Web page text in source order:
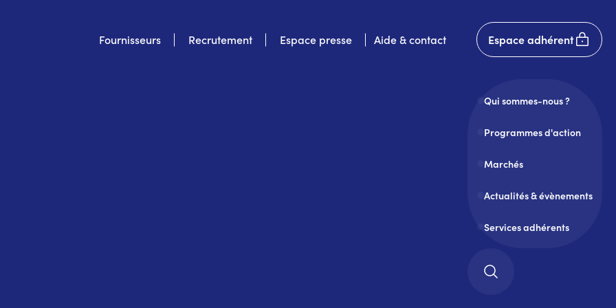
Fournisseurs Recrutement Espace presse Aide & contact
User
account
Espace adhérent
Qui sommes-nous ?
Programmes d'action
Marchés
Actualités & évènements
Services adhérents